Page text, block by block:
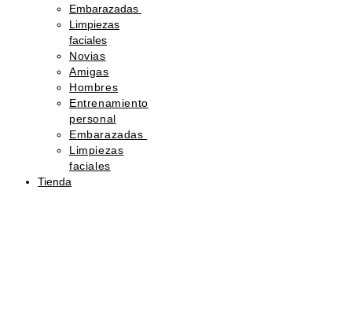
Embarazadas
Limpiezas
faciales
Novias
Amigas
Hombres
Entrenamiento
personal
Embarazadas
Limpiezas
faciales
Tienda